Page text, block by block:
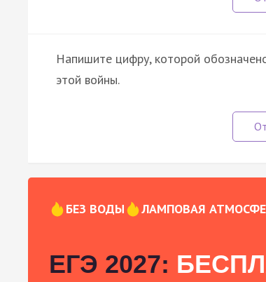
Напишите цифру, которой
этой войны.
БЕЗ ВОДЫ ЛАМПОВАЯ
ЕГЭ 2027: